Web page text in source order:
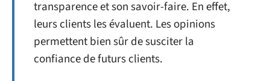
transparence et son savoir-faire. En effet,
leurs clients les évaluent. Les opinions
permettent bien sûr de susciter la
confiance de futurs clients.